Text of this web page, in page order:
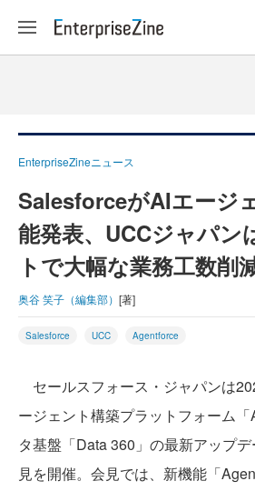
EnterpriseZineニュース
SalesforceがAIエージ
能発表、UCCジャパン
トで大幅な業務工数削
奥谷 笑子（編集部） [著]
Salesforce UCC Agentforce
セールスフォース・ジャパンは
ージェント構築プラットフォーム
タ基盤「Data 360」の最新アップ
見を開催。会見では、新機能「